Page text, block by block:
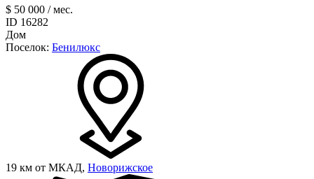
$ 50 000 / мес.
ID 16282
Дом
Поселок: Бенилюкс
19 км от МКАД, Новорижское